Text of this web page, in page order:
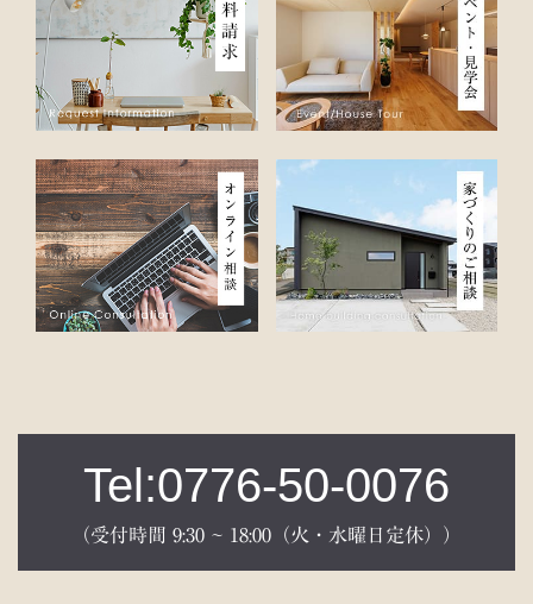
Tel:0776-50-0076
（受付時間 9:30 ~ 18:00（火・水曜日定休））